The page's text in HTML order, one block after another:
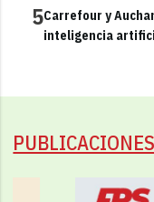
5Carrefour y
inteligencia
PUBLICACIONES